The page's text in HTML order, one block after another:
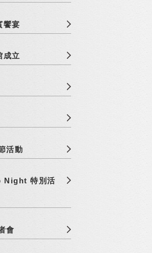
饗宴
成立
活動
Night 特別活
會